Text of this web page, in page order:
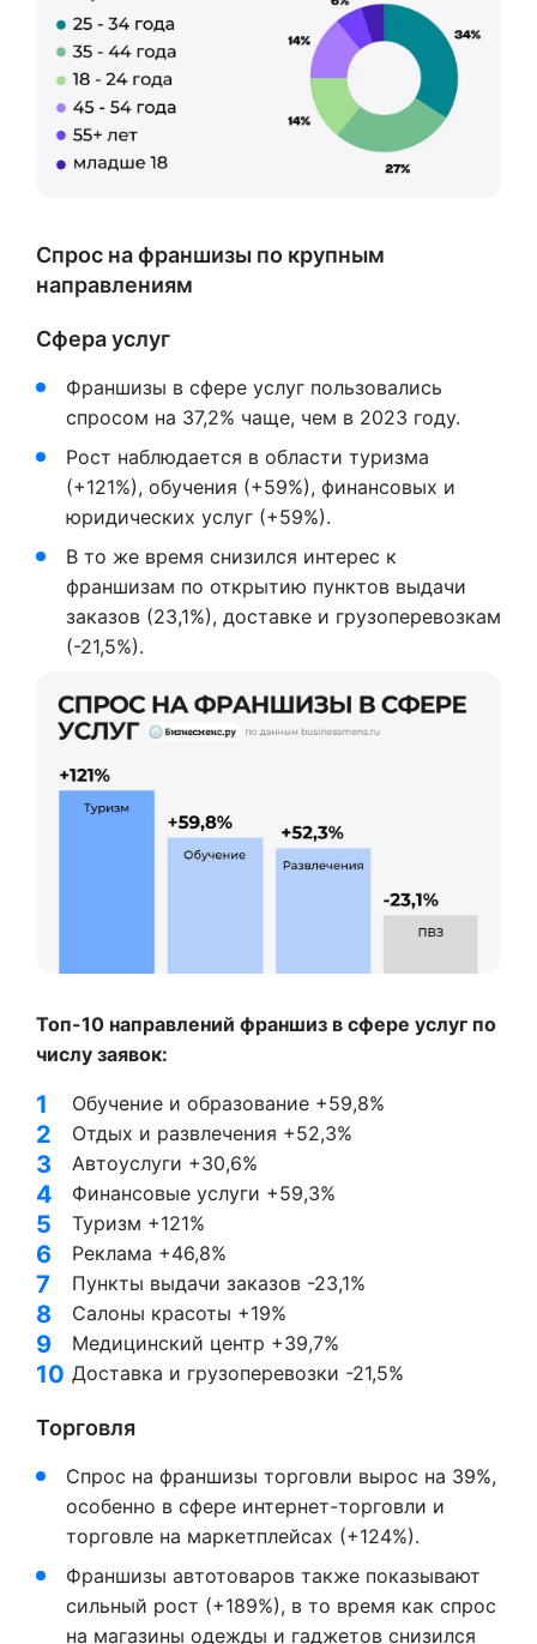
Спрос на франшизы по крупным
направлениям
Сфера услуг
Франшизы в сфере услуг пользовались
спросом на 37,2% чаще, чем в 2023 году.
Рост наблюдается в области туризма
(+121%), обучения (+59%), финансовых и
юридических услуг (+59%).
В то же время снизился интерес к
франшизам по открытию пунктов выдачи
заказов (23,1%), доставке и грузоперевозкам
(-21,5%).
Топ-10 направлений франшиз в сфере услуг по
числу заявок:
Обучение и образование +59,8%
Отдых и развлечения +52,3%
Автоуслуги +30,6%
Финансовые услуги +59,3%
Туризм +121%
Реклама +46,8%
Пункты выдачи заказов -23,1%
Салоны красоты +19%
Медицинский центр +39,7%
Доставка и грузоперевозки -21,5%
Торговля
Спрос на франшизы торговли вырос на 39%,
особенно в сфере интернет-торговли и
торговле на маркетплейсах (+124%).
Франшизы автотоваров также показывают
сильный рост (+189%), в то время как спрос
на магазины одежды и гаджетов снизился